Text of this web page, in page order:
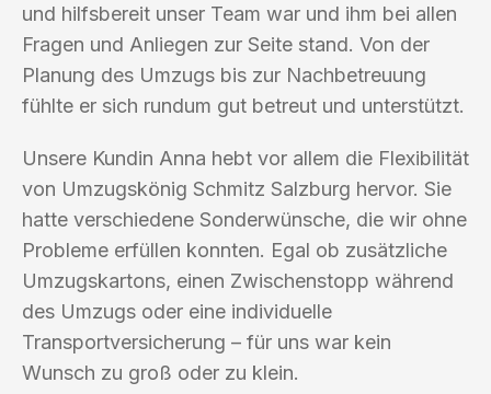
und hilfsbereit unser Team war und ihm bei allen
Fragen und Anliegen zur Seite stand. Von der
Planung des Umzugs bis zur Nachbetreuung
fühlte er sich rundum gut betreut und unterstützt.
Unsere Kundin Anna hebt vor allem die Flexibilität
von Umzugskönig Schmitz Salzburg hervor. Sie
hatte verschiedene Sonderwünsche, die wir ohne
Probleme erfüllen konnten. Egal ob zusätzliche
Umzugskartons, einen Zwischenstopp während
des Umzugs oder eine individuelle
Transportversicherung – für uns war kein
Wunsch zu groß oder zu klein.